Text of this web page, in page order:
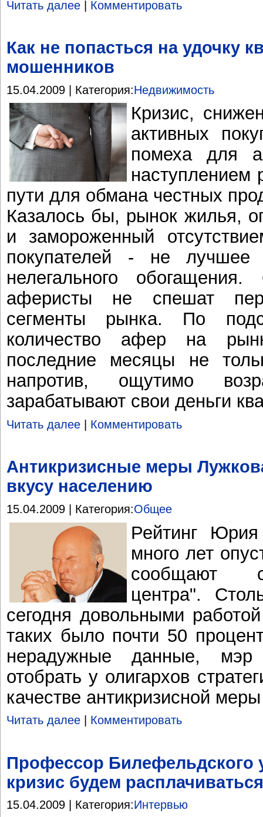
Читать далее Комментировать
Как не попасться на удочку
мошенников
15.04.2009 | Категория:Недвижимость
Кризис,
активных
помеха для
наступлением
пути для обмана честных
Казалось бы, рынок жилья,
и замороженный
покупателей - не лучшее
нелегального
аферисты не спешат
сегменты рынка. По
количество афер на
последние месяцы не
напротив, ощутимо
зарабатывают свои деньги
Читать далее Комментировать
Антикризисные меры
вкусу населению
15.04.2009 | Категория:Общее
Рейтинг
много лет
сообщают
центра".
сегодня довольными
таких было почти 50
нерадужные данные, мэр
отобрать у олигархов
качестве антикризисной меры
Читать далее Комментировать
Профессор Билефельдского
кризис будем
15.04.2009 | Категория:Интервью